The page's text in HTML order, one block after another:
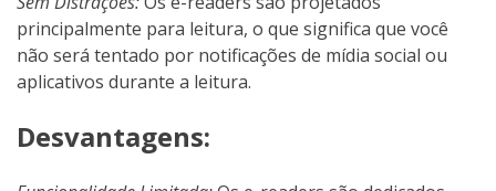
principalmente para leitura, o que significa que você
não será tentado por notificações de mídia social ou
aplicativos durante a leitura.
Desvantagens: